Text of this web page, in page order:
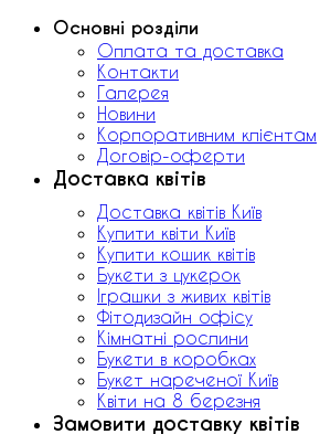
Основні розділи
Оплата та доставка
Контакти
Галерея
Новини
Корпоративним клієнтам
Договір-оферти
Доставка квітів
Доставка квітів Київ
Купити квіти Київ
Купити кошик квітів
Букети з цукерок
Іграшки з живих квітів
Фітодизайн офісу
Кімнатні рослини
Букети в коробках
Букет нареченої Київ
Квіти на 8 березня
Замовити доставку квітів